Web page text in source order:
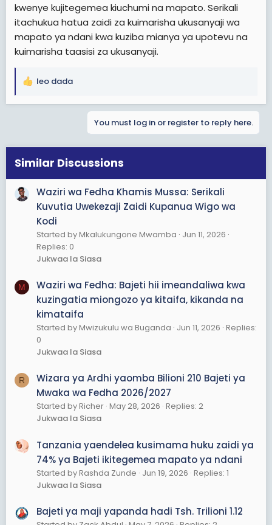
kwenye kujitegemea kiuchumi na mapato. Serikali
itachukua hatua zaidi za kuimarisha ukusanyaji wa
mapato ya ndani kwa kuziba mianya ya upotevu na
kuimarisha taasisi za ukusanyaji.
R
i
o
s
:
leo dada
You must log in or register to reply here.
Similar Discussions
Waziri wa Fedha Khamis Mussa: Serikali
Kuvutia Uwekezaji Zaidi Kupanua Wigo wa
Kodi
Started by Mkalukungone Mwamba Jun 11, 2026
Replies: 0
Jukwaa la Siasa
M
Waziri wa Fedha: Bajeti hii imeandaliwa kwa
kuzingatia miongozo ya kitaifa, kikanda na
kimataifa
Started by Mwizukulu wa Buganda Jun 11, 2026 Replies:
0
Jukwaa la Siasa
R
Wizara ya Ardhi yaomba Bilioni 210 Bajeti ya
Mwaka wa Fedha 2026/2027
Started by Richer May 28, 2026 Replies: 2
Jukwaa la Siasa
Tanzania yaendelea kusimama huku zaidi ya
74% ya Bajeti ikitegemea mapato ya ndani
Started by Rashda Zunde Jun 19, 2026 Replies: 1
Jukwaa la Siasa
Bajeti ya maji yapanda hadi Tsh. Trilioni 1.12